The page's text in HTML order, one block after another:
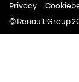
Privacy
© Renault Group